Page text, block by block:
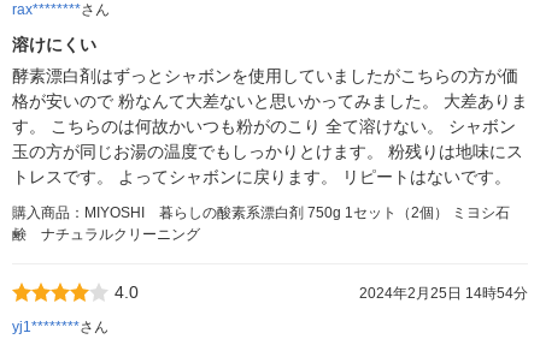
rax********さん
溶けにくい
酵素漂白剤はずっとシャボンを使用していましたがこちらの方が価
格が安いので 粉なんて大差ないと思いかってみました。 大差ありま
す。 こちらのは何故かいつも粉がのこり 全て溶けない。 シャボン
玉の方が同じお湯の温度でもしっかりとけます。 粉残りは地味にス
トレスです。 よってシャボンに戻ります。 リピートはないです。
購入商品：MIYOSHI 暮らしの酸素系漂白剤 750g 1セット（2個） ミヨシ石
鹸 ナチュラルクリーニング
4.0
2024年2月25日 14時54分
yj1********さん